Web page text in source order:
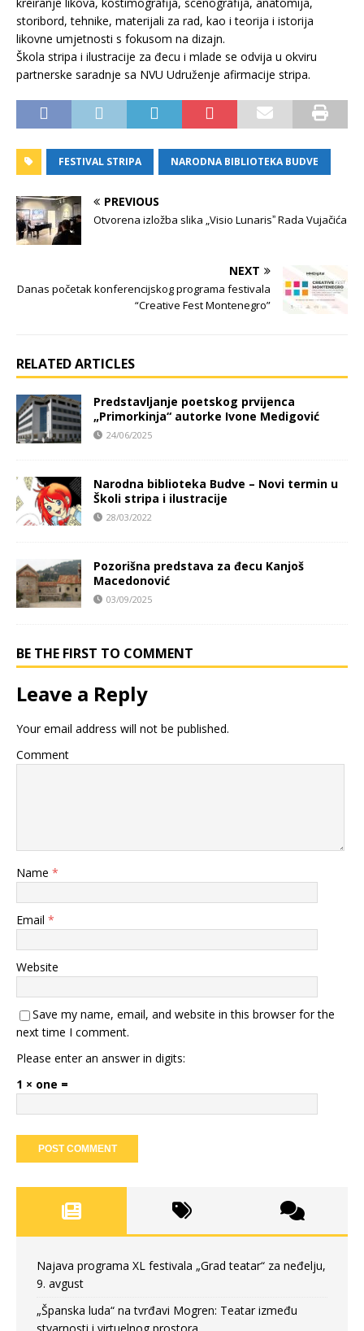
storibord, tehnike, materijali za rad, kao i teorija i istorija
likovne umjetnosti s fokusom na dizajn.
Škola stripa i ilustracije za đecu i mlade se odvija u okviru
partnerske saradnje sa NVU Udruženje afirmacije stripa.
FESTIVAL STRIPA NARODNA BIBLIOTEKA BUDVE
PREVIOUS
Otvorena izložba slika „Visio Lunarisˮ Rada Vujačića
NEXT
Danas početak konferencijskog programa festivala
“Creative Fest Montenegro”
RELATED ARTICLES
Predstavljanje poetskog prvijenca
„Primorkinja“ autorke Ivone Medigović
24/06/2025
Narodna biblioteka Budve – Novi termin u
Školi stripa i ilustracije
28/03/2022
Pozorišna predstava za đecu Kanjoš
Macedonović
03/09/2025
BE THE FIRST TO COMMENT
Leave a Reply
Your email address will not be published.
Comment
Name *
Email *
Website
Save my name, email, and website in this browser for the
next time I comment.
Please enter an answer in digits:
1 × one =
Najava programa XL festivala „Grad teatar“ za neđelju,
9. avgust
„Španska luda“ na tvrđavi Mogren: Teatar između